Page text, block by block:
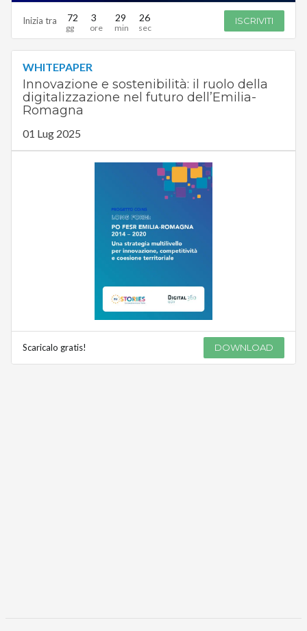
Inizia tra 72 3 29 26 ISCRIVITI
WHITEPAPER
Innovazione e sostenibilità: il ruolo della
digitalizzazione nel futuro dell’Emilia-
Romagna
01 Lug 2025
Scaricalo gratis! DOWNLOAD